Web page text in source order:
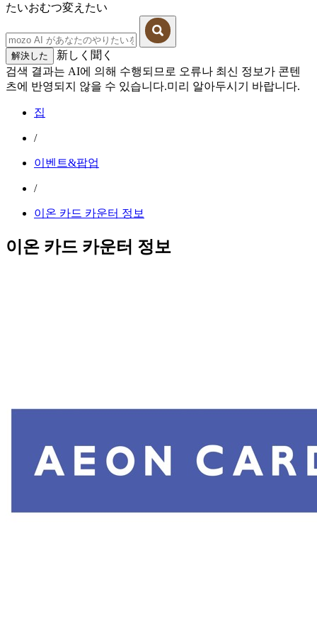
たいおむつ変えたい
解決した
新しく聞く
검색 결과는 AI에 의해 수행되므로 오류나 최신 정보가 콘텐
츠에 반영되지 않을 수 있습니다.미리 알아두시기 바랍니다.
집
/
이벤트&팝업
/
이온 카드 카운터 정보
이온 카드 카운터 정보